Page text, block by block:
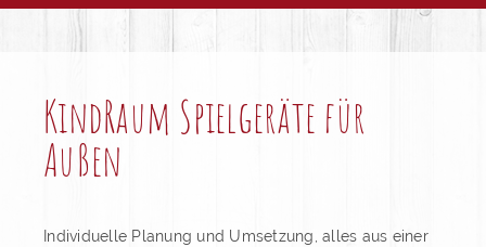
KindRaum Spielgeräte für
Außen
Individuelle Planung und Umsetzung, alles aus einer